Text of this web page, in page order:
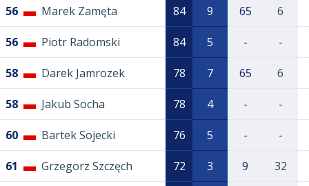
56 Marek Zamęta 84 9 65 6
56 Piotr Radomski 84 5 - -
58 Darek Jamrozek 78 7 65 6
58 Jakub Socha 78 4 - -
60 Bartek Sojecki 76 5 - -
61 Grzegorz Szczęch 72 3 9 32